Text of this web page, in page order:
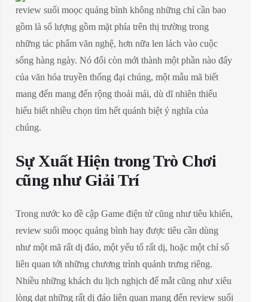
review suối moọc quảng bình không những chỉ cần bao
gồm là số lượng gồm mặt phía trên thị trường trong
những tác phẩm văn nghệ, hơn nữa len lách vào cuộc
sống hàng ngày. Nó đổi còn mới thành một phần nào đấy
của văn hóa truyền thống đại chúng, một mẫu mã biết
mang đến mang đến rộng thoải mái, dù dĩ nhiên thiếu
hiểu biết nhiều chọn tìm hết quánh biệt ý nghĩa của
chúng.
Sự Xuất Hiện trong Trò Chơi
cũng như Giải Trí
Trong nước ko đề cập Game điện tử cũng như tiêu khiển,
review suối moọc quảng bình hay được tiêu cần dùng
như một mã rất dị đáo, một yếu tố rất dị, hoặc một chỉ số
liên quan tới những chương trình quánh trưng riêng.
Nhiều những khách du lịch nghịch để mắt cũng như xiêu
lòng dạt những rất dị đáo liên quan mang đến review suối